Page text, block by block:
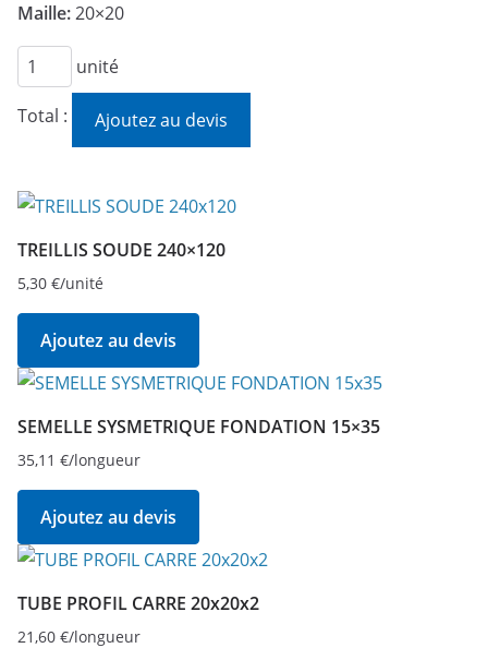
Maille:20×20
quantité
de
TREILLIS
SOUDE
unité
Total : Ajoutez au devis
TREILLIS SOUDE 240×120
5,30 €/unité
Ajoutez au devis
SEMELLE SYSMETRIQUE FONDATION 15×35
35,11 €/longueur
Ajoutez au devis
TUBE PROFIL CARRE 20x20x2
21,60 €/longueur